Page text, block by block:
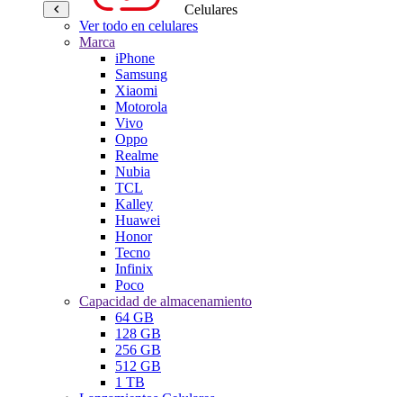
Celulares
Ver todo en celulares
Marca
iPhone
Samsung
Xiaomi
Motorola
Vivo
Oppo
Realme
Nubia
TCL
Kalley
Huawei
Honor
Tecno
Infinix
Poco
Capacidad de almacenamiento
64 GB
128 GB
256 GB
512 GB
1 TB